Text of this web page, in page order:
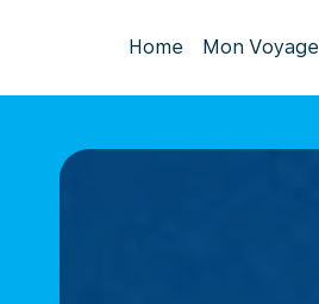
Home Mon Voyage